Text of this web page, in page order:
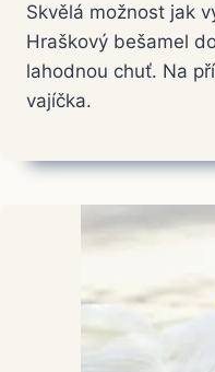
Skvělá možnost jak
Hraškový bešamel
lahodnou chuť. Na
vajíčka.